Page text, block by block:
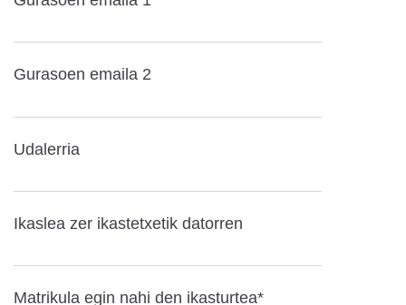
Gurasoen emaila 2
Udalerria
Ikaslea zer ikastetxetik datorren
Matrikula egin nahi den ikasturtea*